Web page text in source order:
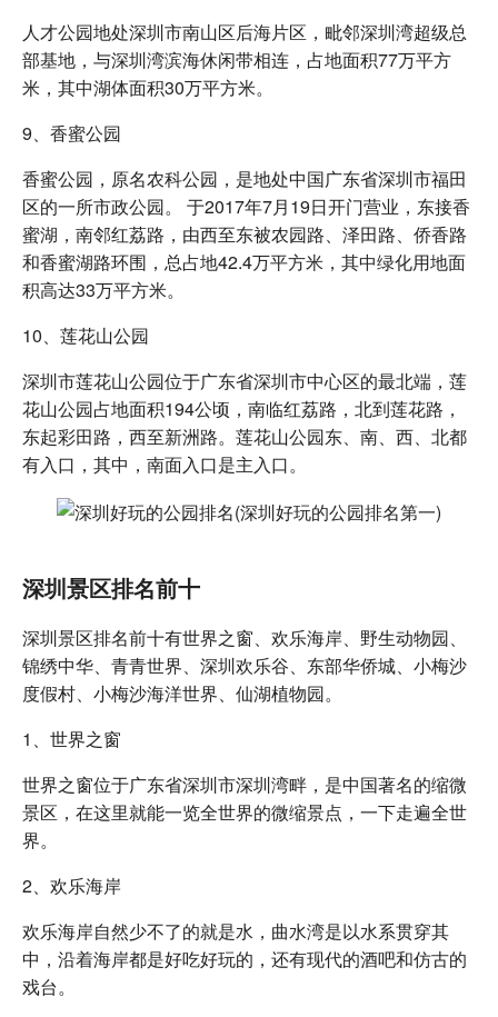
人才公园地处深圳市南山区后海片区，毗邻深圳湾超级总
部基地，与深圳湾滨海休闲带相连，占地面积77万平方
米，其中湖体面积30万平方米。
9、香蜜公园
香蜜公园，原名农科公园，是地处中国广东省深圳市福田
区的一所市政公园。 于2017年7月19日开门营业，东接香
蜜湖，南邻红荔路，由西至东被农园路、泽田路、侨香路
和香蜜湖路环围，总占地42.4万平方米，其中绿化用地面
积高达33万平方米。
10、莲花山公园
深圳市莲花山公园位于广东省深圳市中心区的最北端，莲
花山公园占地面积194公顷，南临红荔路，北到莲花路，
东起彩田路，西至新洲路。莲花山公园东、南、西、北都
有入口，其中，南面入口是主入口。
深圳景区排名前十
深圳景区排名前十有世界之窗、欢乐海岸、野生动物园、
锦绣中华、青青世界、深圳欢乐谷、东部华侨城、小梅沙
度假村、小梅沙海洋世界、仙湖植物园。
1、世界之窗
世界之窗位于广东省深圳市深圳湾畔，是中国著名的缩微
景区，在这里就能一览全世界的微缩景点，一下走遍全世
界。
2、欢乐海岸
欢乐海岸自然少不了的就是水，曲水湾是以水系贯穿其
中，沿着海岸都是好吃好玩的，还有现代的酒吧和仿古的
戏台。